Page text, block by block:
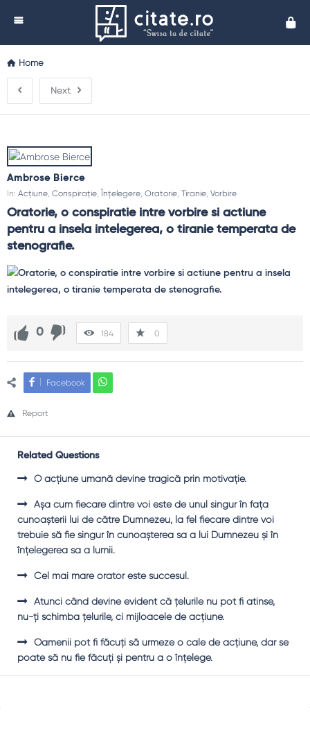
Home
Next
Ambrose Bierce
In: Acțiune Conspiraţie Înțelegere Oratorie Tiranie Vorbire
Oratorie, o conspiratie intre vorbire si actiune
pentru a insela intelegerea, o tiranie temperata de
stenografie.
0 184 0
Facebook
Report
Related Questions
O acţiune umană devine tragică prin motivaţie.
Aşa cum fiecare dintre voi este de unul singur în faţa
cunoaşterii lui de către Dumnezeu, la fel fiecare dintre voi
trebuie să fie singur în cunoaşterea sa a lui Dumnezeu şi în
înţelegerea sa a lumii.
Cel mai mare orator este succesul.
Atunci când devine evident că ţelurile nu pot fi atinse,
nu-ţi schimba ţelurile, ci mijloacele de acţiune.
Oamenii pot fi făcuţi să urmeze o cale de acţiune, dar se
poate să nu fie făcuţi şi pentru a o înţelege.